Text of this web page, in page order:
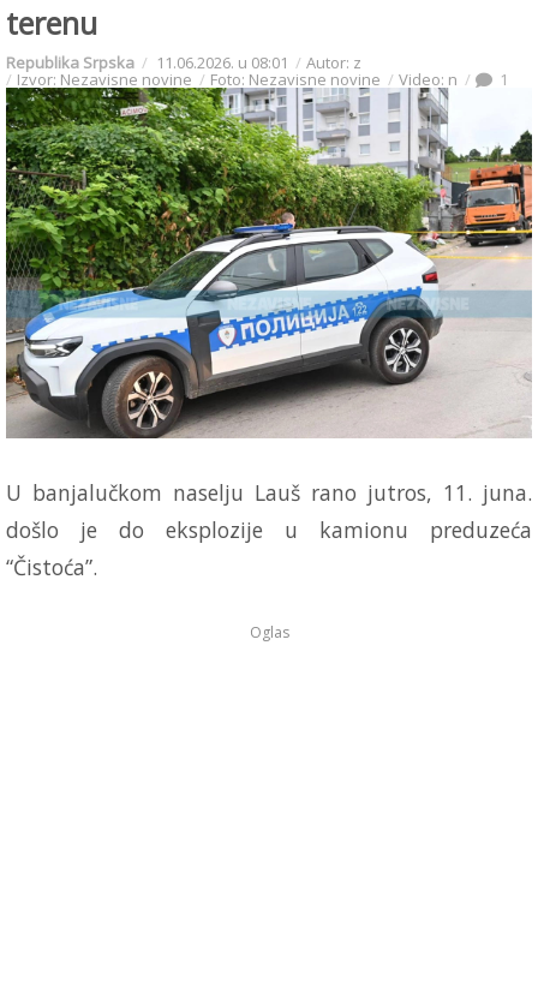
terenu
Republika Srpska 11.06.2026. u 08:01 Autor: z
Izvor: Nezavisne novine Foto: Nezavisne novine Video: n 1
U banjalučkom naselju Lauš rano jutros, 11. juna.
došlo je do eksplozije u kamionu preduzeća
“Čistoća”.
Oglas